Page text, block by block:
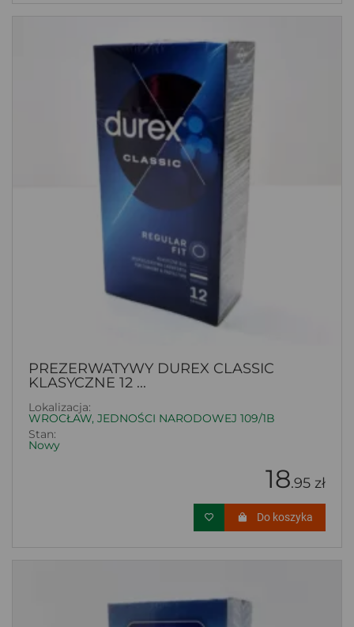
PREZERWATYWY DUREX CLASSIC
KLASYCZNE 12 ...
Lokalizacja:
WROCŁAW, JEDNOŚCI NARODOWEJ 109/1B
Stan:
Nowy
18.95 zł
Do koszyka